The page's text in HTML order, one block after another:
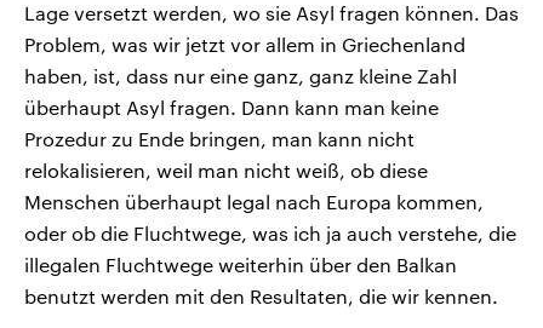
Lage versetzt werden, wo sie Asyl fragen können. Das
Problem, was wir jetzt vor allem in Griechenland
haben, ist, dass nur eine ganz, ganz kleine Zahl
überhaupt Asyl fragen. Dann kann man keine
Prozedur zu Ende bringen, man kann nicht
relokalisieren, weil man nicht weiß, ob diese
Menschen überhaupt legal nach Europa kommen,
oder ob die Fluchtwege, was ich ja auch verstehe, die
illegalen Fluchtwege weiterhin über den Balkan
benutzt werden mit den Resultaten, die wir kennen.